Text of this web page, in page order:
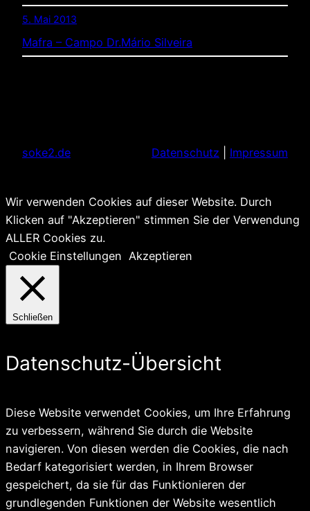
5. Mai 2013
Mafra – Campo Dr.Mário Silveira
soke2.de Datenschutz Impressum
Wir verwenden Cookies auf dieser Website. Durch
Klicken auf "Akzeptieren" stimmen Sie der Verwendung
ALLER Cookies zu.
Cookie Einstellungen Akzeptieren
Schließen
Datenschutz-Übersicht
Diese Website verwendet Cookies, um Ihre Erfahrung
zu verbessern, während Sie durch die Website
navigieren. Von diesen werden die Cookies, die nach
Bedarf kategorisiert werden, in Ihrem Browser
gespeichert, da sie für das Funktionieren der
grundlegenden Funktionen der Website wesentlich